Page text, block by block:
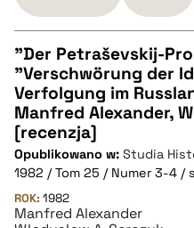
CZYSTY TEKST
pobierz cytat
BIBTEX
"Der Petraševskij-
"Verschwörung der
Verfolgung im
Manfred Alexander,
[recenzja]
Opublikowano w: Studia
1982 / Tom 25 / Numer 3-4 /
ROK: 1982
Manfred Alexander